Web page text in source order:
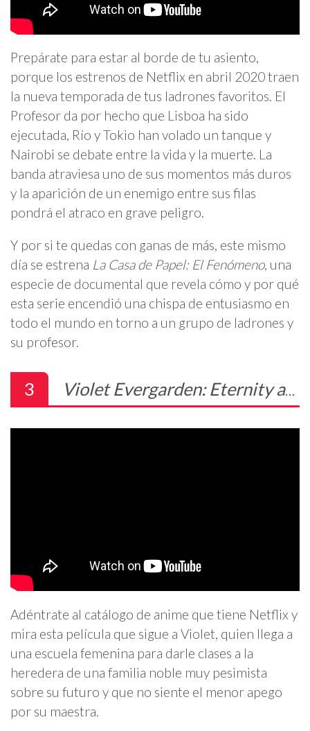
Prepárate para estar al borde de tu asiento,
porque los estrenos de Netflix en abril 2020 traen
la nueva temporada de tus ladrones favoritos. El
Profesor da por hecho que Lisboa ha sido
ejecutada, Río y Tokio han volado un tanque y
Nairobi se debate entre la vida y la muerte. La
banda atraviesa uno de sus momentos más duros
y la aparición de un enemigo entre sus filas
pondrá el atraco en grave peligro.
Y por si te quedas con ganas de más, este mismo
día se estrena La Casa de Papel: El Fenómeno, una
especie de documental que revela cómo y por qué
esta serie encendió una chispa de entusiasmo en
todo el mundo en torno a un grupo de ladrones y
su profesor.
3 Violet Evergarden: Eternity and the Auto Memory Doll
Adéntrate al catálogo de anime que tiene Netflix y
mira esta película que sigue a Violet, quien llega a
una escuela femenina para darle clases a la
heredera de una familia noble muy pesimista
sobre su futuro y que no siente el menor apego
por su maestra.